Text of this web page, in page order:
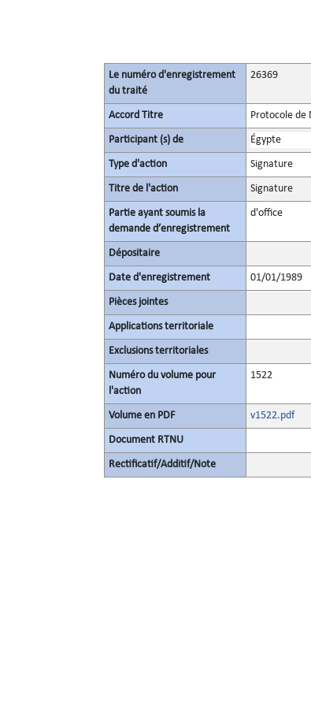
Le numéro d'enregistrement
du traité
26369
Accord Titre Protocole de
Participant (s) de Égypte
Type d'action Signature
Titre de l'action Signature
Partie ayant soumis la
demande d’enregistrement
d'office
Dépositaire
Date d'enregistrement 01/01/1989
Pièces jointes
Applications territoriale
Exclusions territoriales
Numéro du volume pour
l'action
1522
Volume en PDF v1522.pdf
Document RTNU
Rectificatif/Additif/Note